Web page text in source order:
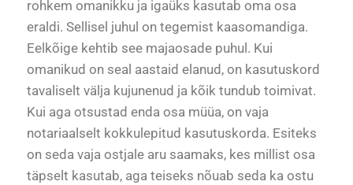
rohkem omanikku ja igaüks kasutab oma osa
eraldi. Sellisel juhul on tegemist kaasomandiga.
Eelkõige kehtib see majaosade puhul. Kui
omanikud on seal aastaid elanud, on kasutuskord
tavaliselt välja kujunenud ja kõik tundub toimivat.
Kui aga otsustad enda osa müüa, on vaja
notariaalselt kokkulepitud kasutuskorda. Esiteks
on seda vaja ostjale aru saamaks, kes millist osa
täpselt kasutab, aga teiseks nõuab seda ka ostu